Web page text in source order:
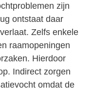
zijn
ontstaat daar
Zelfs enkele
raamopeningen
Hierdoor
Indirect zorgen
omdat de